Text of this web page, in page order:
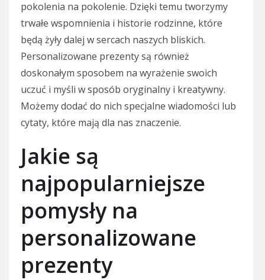
pokolenia na pokolenie. Dzięki temu tworzymy
trwałe wspomnienia i historie rodzinne, które
będą żyły dalej w sercach naszych bliskich.
Personalizowane prezenty są również
doskonałym sposobem na wyrażenie swoich
uczuć i myśli w sposób oryginalny i kreatywny.
Możemy dodać do nich specjalne wiadomości lub
cytaty, które mają dla nas znaczenie.
Jakie są
najpopularniejsze
pomysły na
personalizowane
prezenty